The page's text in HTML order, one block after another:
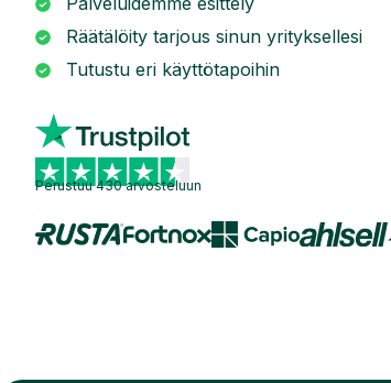
Räätälöity tarjous sinun yrityksellesi
Tutustu eri käyttötapoihin
Perustuu 430 arvosteluun